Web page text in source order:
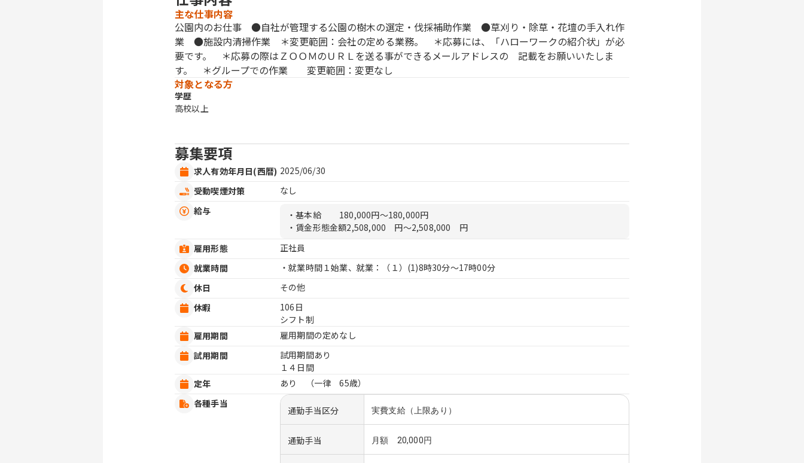
主な仕事内容
公園内のお仕事 ●自社が管理する公園の樹木の選定・伐採補助作業 ●草刈り・除草・花壇の手入れ作
業 ●施設内清掃作業 ＊変更範囲：会社の定める業務。 ＊応募には、「ハローワークの紹介状」が必
要です。 ＊応募の際はＺＯＯＭのＵＲＬを送る事ができるメールアドレスの 記載をお願いいたしま
す。 ＊グループでの作業 変更範囲：変更なし
対象となる方
学歴
高校以上
募集要項
求人有効年月日(西暦) 2025/06/30
受動喫煙対策
なし
給与
・基本給
180,000円〜180,000円
・賃金形態金額2,508,000 円〜2,508,000 円
雇用形態
正社員
就業時間
・就業時間１始業、就業：（１） (1)8時30分〜17時00分
休日
その他
休暇
106日
シフト制
雇用期間
雇用期間の定めなし
試用期間
試用期間あり
１４日間
定年
あり （一律 65歳）
各種手当
通勤手当区分 実費支給（上限あり）
通勤手当 月額 20,000円